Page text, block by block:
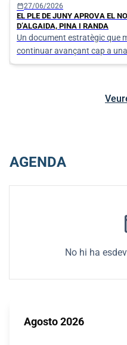
organitzatiu.
calendar_today27/06/2026
EL PLE DE JUNY APROVA EL
D’ALGAIDA, PINA I RANDA
Un document estratègic que
continuar avançant cap a
equitativa als nuclis
AGENDA
No hi ha
Agosto 2026